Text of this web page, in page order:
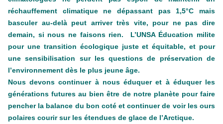
réchauffement climatique ne dépassant pas 1,5°C mais
basculer au-delà peut arriver très vite, pour ne pas dire
demain, si nous ne faisons rien. L’UNSA Éducation milite
pour une transition écologique juste et équitable, et pour
une sensibilisation sur les questions de préservation de
l’environnement dès le plus jeune âge.
Nous devons continuer à nous éduquer et à éduquer les
générations futures au bien être de notre planète pour faire
pencher la balance du bon coté et continuer de voir les ours
polaires courir sur les étendues de glace de l’Arctique.